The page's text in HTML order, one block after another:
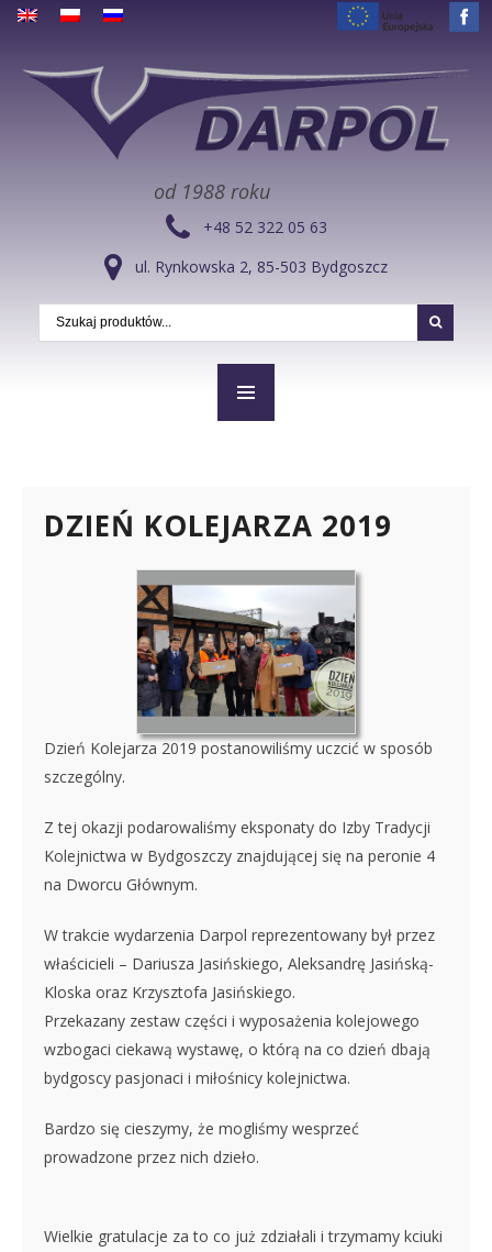
od 1988 roku
+48 52 322 05 63
ul. Rynkowska 2, 85-503 Bydgoszcz
DZIEŃ KOLEJARZA 2019
Dzień Kolejarza 2019 postanowiliśmy uczcić w sposób
szczególny.
Z tej okazji podarowaliśmy eksponaty do Izby Tradycji
Kolejnictwa w Bydgoszczy znajdującej się na peronie 4
na Dworcu Głównym.
W trakcie wydarzenia Darpol reprezentowany był przez
właścicieli – Dariusza Jasińskiego, Aleksandrę Jasińską-
Kloska oraz Krzysztofa Jasińskiego.
Przekazany zestaw części i wyposażenia kolejowego
wzbogaci ciekawą wystawę, o którą na co dzień dbają
bydgoscy pasjonaci i miłośnicy kolejnictwa.
Bardzo się cieszymy, że mogliśmy wesprzeć
prowadzone przez nich dzieło.
Wielkie gratulacje za to co już zdziałali i trzymamy kciuki